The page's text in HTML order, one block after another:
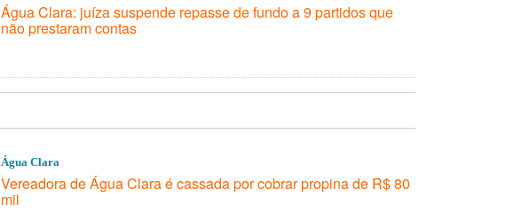
Água Clara: juíza suspende repasse de fundo a 9 partidos que
não prestaram contas
Água Clara
Vereadora de Água Clara é cassada por cobrar propina de R$ 80
mil